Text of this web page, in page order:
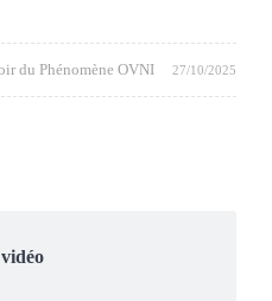
du Phénomène OVNI 27/10/2025